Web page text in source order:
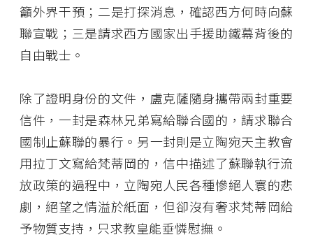
籲外界干預；二是打探消息，確認西方何時向蘇
聯宣戰；三是請求西方國家出手援助鐵幕背後的
自由戰士。
除了證明身份的文件，盧克薩隨身攜帶兩封重要
信件，一封是森林兄弟寫給聯合國的，請求聯合
國制止蘇聯的暴行。另一封則是立陶宛天主教會
用拉丁文寫給梵蒂岡的，信中描述了蘇聯執行流
放政策的過程中，立陶宛人民各種慘絕人寰的悲
劇，絕望之情溢於紙面，但卻沒有奢求梵蒂岡給
予物質支持，只求教皇能垂憐慰撫。